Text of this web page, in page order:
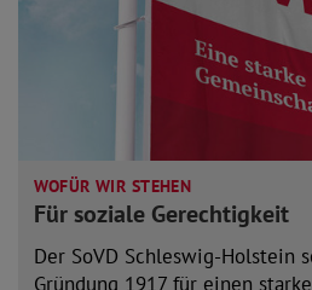
WOFÜR WIR STEHEN
Für soziale Gerechtigkeit
Der SoVD Schleswig-Holstein
Gründung 1917 für einen